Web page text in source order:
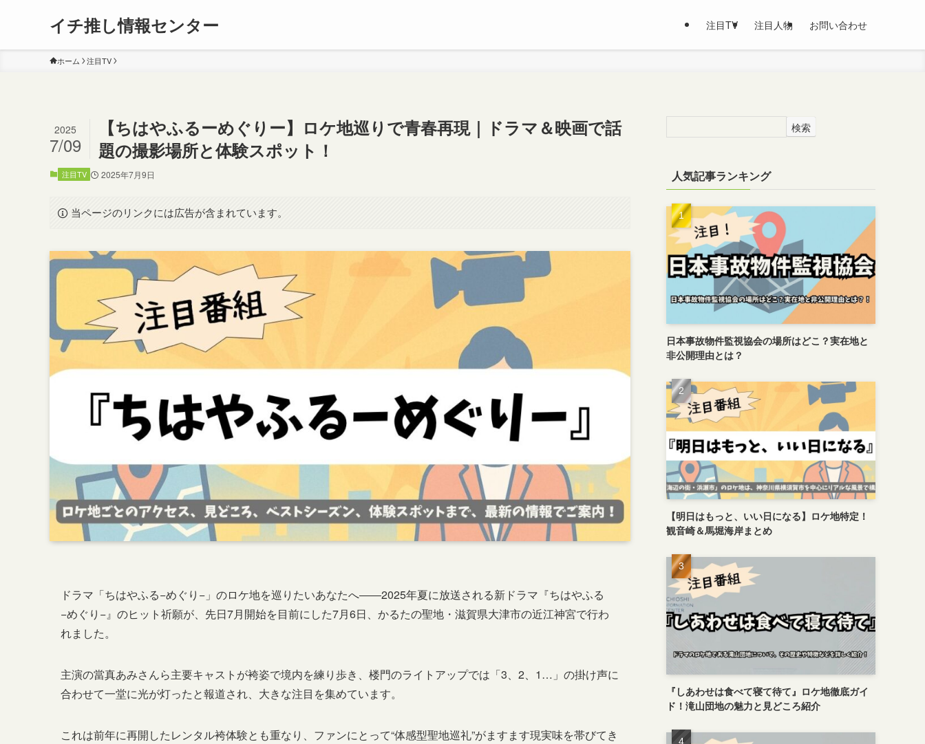
イチ推し情報センター 注目TV 注目人物 お問い合わせ
ホーム 注目TV
【ちはやふるーめぐりー】ロケ地巡りで青春再現｜ドラマ＆映画で話
題の撮影場所と体験スポット！
2025
7/09
注目TV 2025年7月9日
当ページのリンクには広告が含まれています。
ドラマ「ちはやふる−めぐり−」のロケ地を巡りたいあなたへ――2025年夏に放送される新ドラマ『ちはやふる
−めぐり−』のヒット祈願が、先日7月開始を目前にした7月6日、かるたの聖地・滋賀県大津市の近江神宮で行わ
れました。
主演の當真あみさんら主要キャストが袴姿で境内を練り歩き、楼門のライトアップでは「3、2、1…」の掛け声に
合わせて一堂に光が灯ったと報道され、大きな注目を集めています。
これは前年に再開したレンタル袴体験とも重なり、ファンにとって“体感型聖地巡礼”がますます現実味を帯びてき
検索
人気記事ランキング
日本事故物件監視協会の場所はどこ？実在地と
非公開理由とは？
【明日はもっと、いい日になる】ロケ地特定！
観音崎＆馬堀海岸まとめ
『しあわせは食べて寝て待て』ロケ地徹底ガイ
ド！滝山団地の魅力と見どころ紹介